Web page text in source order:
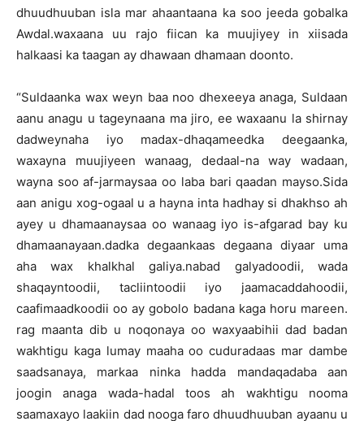
dhuudhuuban isla mar ahaantaana ka soo jeeda gobalka
Awdal.waxaana uu rajo fiican ka muujiyey in xiisada
halkaasi ka taagan ay dhawaan dhamaan doonto.
“Suldaanka wax weyn baa noo dhexeeya anaga, Suldaan
aanu anagu u tageynaana ma jiro, ee waxaanu la shirnay
dadweynaha iyo madax-dhaqameedka deegaanka,
waxayna muujiyeen wanaag, dedaal-na way wadaan,
wayna soo af-jarmaysaa oo laba bari qaadan mayso.Sida
aan anigu xog-ogaal u a hayna inta hadhay si dhakhso ah
ayey u dhamaanaysaa oo wanaag iyo is-afgarad bay ku
dhamaanayaan.dadka degaankaas degaana diyaar uma
aha wax khalkhal galiya.nabad galyadoodii, wada
shaqayntoodii, tacliintoodii iyo jaamacaddahoodii,
caafimaadkoodii oo ay gobolo badana kaga horu mareen.
rag maanta dib u noqonaya oo waxyaabihii dad badan
wakhtigu kaga lumay maaha oo cuduradaas mar dambe
saadsanaya, markaa ninka hadda mandaqadaba aan
joogin anaga wada-hadal toos ah wakhtigu nooma
saamaxayo laakiin dad nooga faro dhuudhuuban ayaanu u